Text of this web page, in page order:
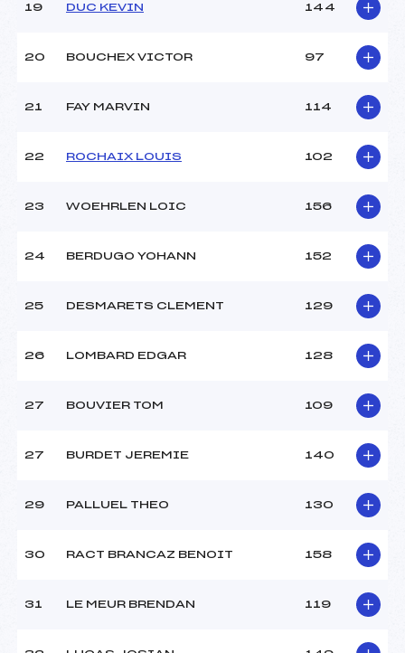
19 DUC KEVIN 144
20 BOUCHEX VICTOR 97
21 FAY MARVIN 114
22 ROCHAIX LOUIS 102
23 WOEHRLEN LOIC 156
24 BERDUGO YOHANN 152
25 DESMARETS CLEMENT 129
26 LOMBARD EDGAR 128
27 BOUVIER TOM 109
27 BURDET JEREMIE 140
29 PALLUEL THEO 130
30 RACT BRANCAZ BENOIT 158
31 LE MEUR BRENDAN 119